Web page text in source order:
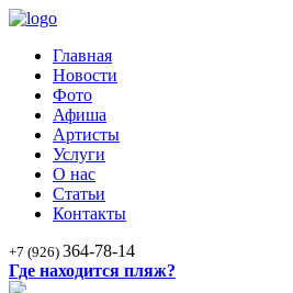
Главная
Новости
Фото
Афиша
Артисты
Услуги
О нас
Статьи
Контакты
+7 (926) 364-78-14
Где находится пляж?